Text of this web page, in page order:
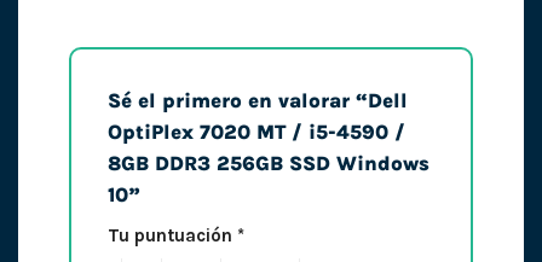
Sé el primero en valorar “Dell
OptiPlex 7020 MT / i5-4590 /
8GB DDR3 256GB SSD Windows
10”
Tu puntuación *